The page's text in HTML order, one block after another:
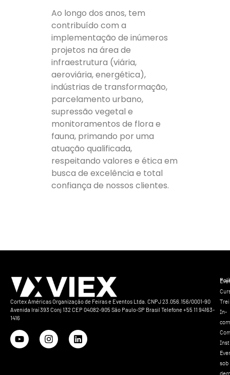
Ao longo dos anos, tem
contribuído com a
implementação de inúmeros
projetos na área de
infraestrutura (viária,
aeroviária, energética),
indústrias de transformação,
parcelamento urbano,
supressão vegetal e
monitoramentos de flora e
fauna, primando por uma
atuação qualificada,
respeitando valores e ética em
busca de excelência e total
confiança de nossos clientes.
Cortex Américas Organização de Feiras e Eventos Ltda. CNPJ 23.056.156/0001-90
Avenida Iraí 393 Conj 132 CEP 04082-905 São Paulo-SP Brasil Telefone +55 11 94163-
1416
In-
sob